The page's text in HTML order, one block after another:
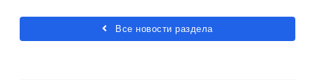
Все новости раздела